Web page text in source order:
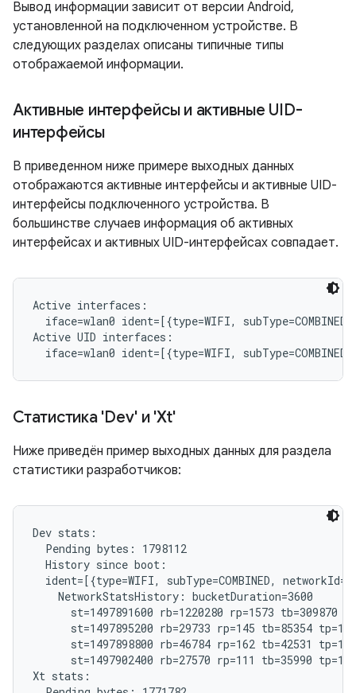
Вывод информации зависит от версии Android,
установленной на подключенном устройстве. В
следующих разделах описаны типичные типы
отображаемой информации.
Активные интерфейсы и активные UID-
интерфейсы
В приведенном ниже примере выходных данных
отображаются активные интерфейсы и активные UID-
интерфейсы подключенного устройства. В
большинстве случаев информация об активных
интерфейсах и активных UID-интерфейсах совпадает.
Active interfaces:
iface=wlan0 ident=[{type=WIFI,
Active UID interfaces:
Статистика 'Dev' и 'Xt'
Ниже приведён пример выходных данных для раздела
статистики разработчиков:
Dev stats:
  Pending bytes: 1798112
  History since boot:
ident=[{type=WIFI, subType=COMBINED,
    NetworkStatsHistory: bucketDuration=3600
st=1497891600 rb=1220280 rp=1573 tb=309870
st=1497895200 rb=29733 rp=145 tb=85354
st=1497898800 rb=46784 rp=162 tb=42531
st=1497902400 rb=27570 rp=111 tb=35990
Xt stats: